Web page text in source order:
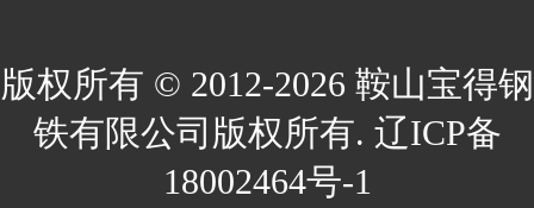
版权所有 © 2012-2026 鞍山宝得钢
铁有限公司版权所有. 辽ICP备
18002464号-1